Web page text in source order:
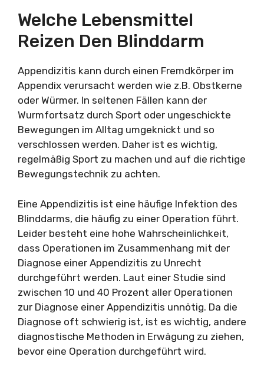
Welche Lebensmittel
Reizen Den Blinddarm
Appendizitis kann durch einen Fremdkörper im
Appendix verursacht werden wie z.B. Obstkerne
oder Würmer. In seltenen Fällen kann der
Wurmfortsatz durch Sport oder ungeschickte
Bewegungen im Alltag umgeknickt und so
verschlossen werden. Daher ist es wichtig,
regelmäßig Sport zu machen und auf die richtige
Bewegungstechnik zu achten.
Eine Appendizitis ist eine häufige Infektion des
Blinddarms, die häufig zu einer Operation führt.
Leider besteht eine hohe Wahrscheinlichkeit,
dass Operationen im Zusammenhang mit der
Diagnose einer Appendizitis zu Unrecht
durchgeführt werden. Laut einer Studie sind
zwischen 10 und 40 Prozent aller Operationen
zur Diagnose einer Appendizitis unnötig. Da die
Diagnose oft schwierig ist, ist es wichtig, andere
diagnostische Methoden in Erwägung zu ziehen,
bevor eine Operation durchgeführt wird.